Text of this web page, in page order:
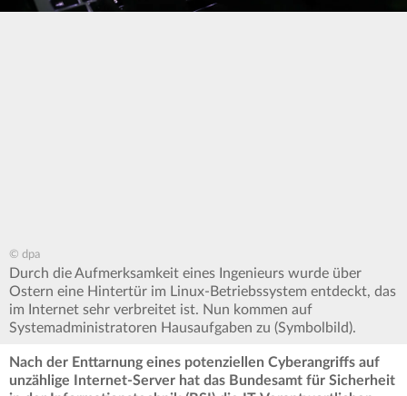
© dpa
Durch die Aufmerksamkeit eines Ingenieurs wurde über
Ostern eine Hintertür im Linux-Betriebssystem entdeckt, das
im Internet sehr verbreitet ist. Nun kommen auf
Systemadministratoren Hausaufgaben zu (Symbolbild).
Nach der Enttarnung eines potenziellen Cyberangriffs auf
unzählige Internet-Server hat das Bundesamt für Sicherheit